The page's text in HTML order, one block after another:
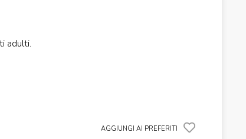
adulti.
AGGIUNGI AI PREFERITI